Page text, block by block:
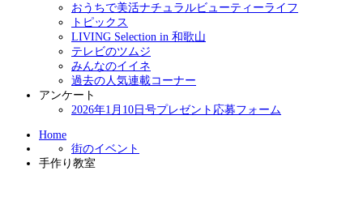
おうちで美活ナチュラルビューティーライフ
トピックス
LIVING Selection in 和歌山
テレビのツムジ
みんなのイイネ
過去の人気連載コーナー
アンケート
2026年1月10日号プレゼント応募フォーム
Home
街のイベント
手作り教室